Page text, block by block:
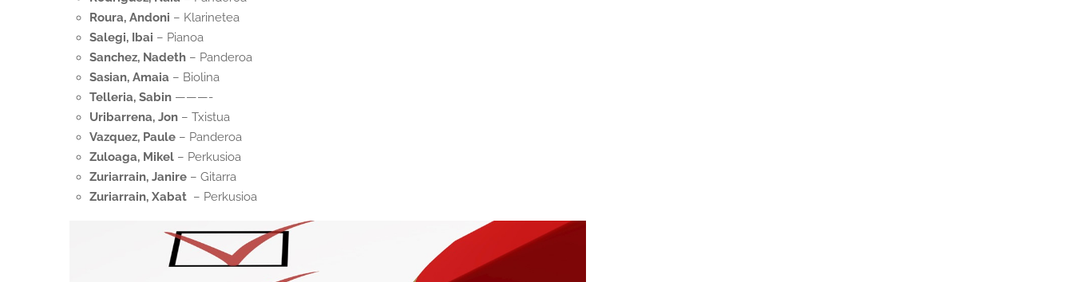
Roura, Andoni – Klarinetea
Salegi, Ibai – Pianoa
Sanchez, Nadeth – Panderoa
Sasian, Amaia – Biolina
Telleria, Sabin ———-
Uribarrena, Jon – Txistua
Vazquez, Paule – Panderoa
Zuloaga, Mikel – Perkusioa
Zuriarrain, Janire – Gitarra
Zuriarrain, Xabat – Perkusioa